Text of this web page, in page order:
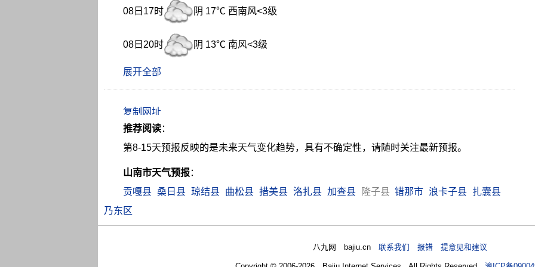
08日17时 阴 17℃ 西南风<3级
08日20时 阴 13℃ 南风<3级
展开全部
推荐阅读：
第8-15天预报反映的是未来天气变化趋势，具有不确定性，请随时关注最新预报。
山南市天气预报：
贡嘎县 桑日县 琼结县 曲松县 措美县 洛扎县 加查县 隆子县 错那市 浪卡子县
扎囊县
乃东区
八九网 bajiu.cn联系我们 报错 提意见和建议